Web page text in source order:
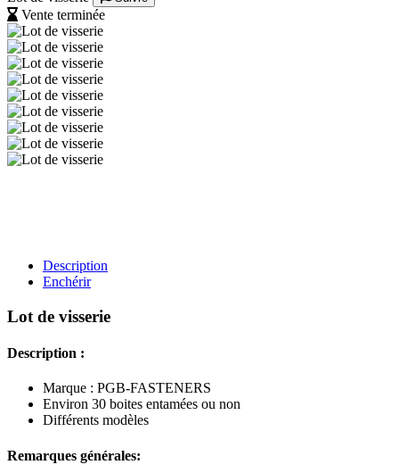
Vente terminée
Description
Enchérir
Lot de visserie
Description :
Marque : PGB-FASTENERS
Environ 30 boites entamées ou non
Différents modèles
Remarques générales: